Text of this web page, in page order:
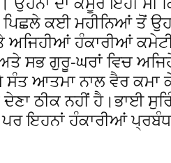
ਕਈ ਮਹੀਨਿਆਂ ਤੋਂ
ਅਜਿਹੀਆਂ ਹੰਕਾਰੀਆਂ
ਸਭ ਗੁਰੂ-ਘਰਾਂ ਵਿਚ
ਸੰਤ ਆਤਮਾ ਨਾਲ ਵੈਰ
ਦੇਣਾ ਠੀਕ ਨਹੀਂ ਹੈ।ਭਾਈ
ਪਰ ਇਹਨਾਂ ਹੰਕਾਰੀਆਂ